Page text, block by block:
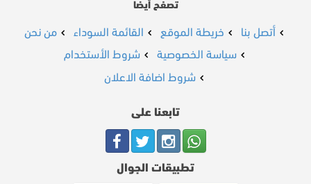
تصفح أيضا
أتصل بنا خريطة الموقع القائمة السوداء
من نحن
سياسة الخصوصية
شروط الأستخدام
شروط اضافة الاعلان
تابعنا على
تطبيقات الجوال